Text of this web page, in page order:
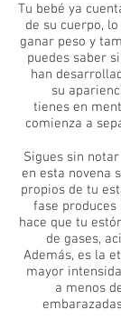
Tu bebé ya
de su cuerpo,
ganar peso y
puedes saber
han
su
tienes en
comienza a
Sigues sin
en esta novena
propios de tu
fase produces
hace que tu
de gases,
Además, es la
mayor
a menos